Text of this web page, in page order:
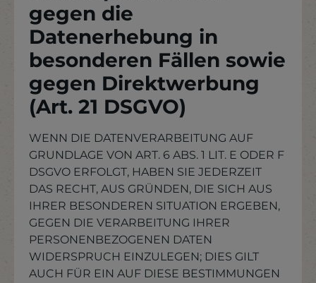
gegen die
Datenerhebung in
besonderen Fällen sowie
gegen Direktwerbung
(Art. 21 DSGVO)
WENN DIE DATENVERARBEITUNG AUF
GRUNDLAGE VON ART. 6 ABS. 1 LIT. E ODER F
DSGVO ERFOLGT, HABEN SIE JEDERZEIT
DAS RECHT, AUS GRÜNDEN, DIE SICH AUS
IHRER BESONDEREN SITUATION ERGEBEN,
GEGEN DIE VERARBEITUNG IHRER
PERSONENBEZOGENEN DATEN
WIDERSPRUCH EINZULEGEN; DIES GILT
AUCH FÜR EIN AUF DIESE BESTIMMUNGEN